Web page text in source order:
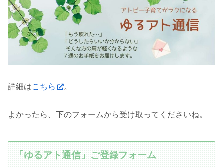
詳細はこちら 。
よかったら、下のフォームから受け取ってくださいね。
「ゆるアト通信」ご登録フォーム